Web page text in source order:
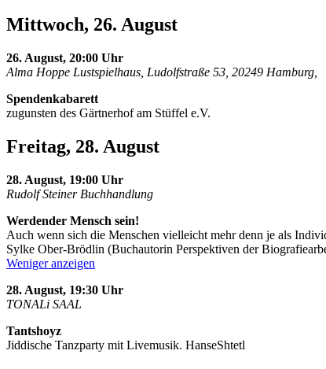
Mittwoch, 26. August
26. August, 20:00 Uhr
Alma Hoppe Lustspielhaus, Ludolfstraße 53, 20249 Hamburg,
Spendenkabarett
zugunsten des Gärtnerhof am Stüffel e.V.
Freitag, 28. August
28. August, 19:00 Uhr
Rudolf Steiner Buchhandlung
Werdender Mensch sein!
Auch wenn sich die Menschen vielleicht mehr denn je als
Sylke Ober-Brödlin (Buchautorin Perspektiven der
Weniger anzeigen
28. August, 19:30 Uhr
TONALi SAAL
Tantshoyz
Jiddische Tanzparty mit Livemusik. HanseShtetl